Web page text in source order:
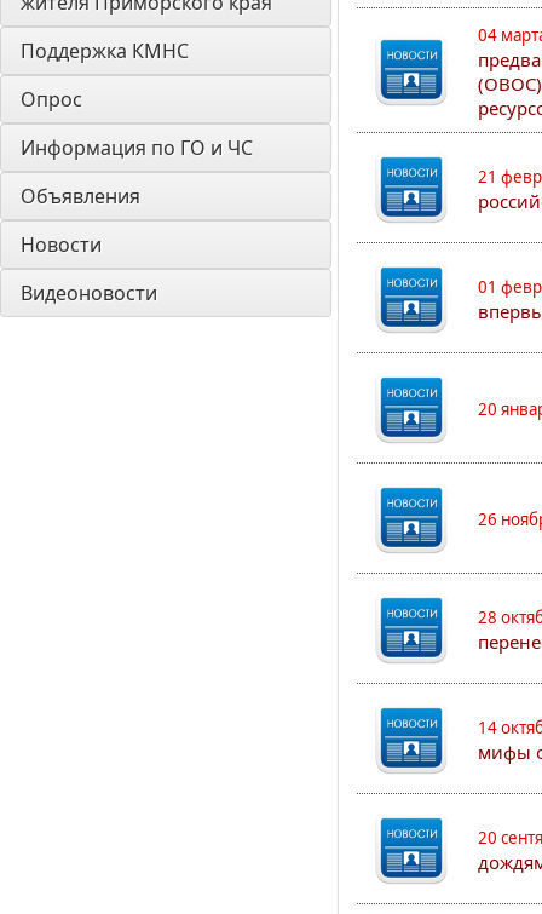
Поддержка КМНС
Опрос
Информация по ГО и ЧС
Объявления
Новости
Видеоновости
04
21
01
20
26
28
14
мифы
20